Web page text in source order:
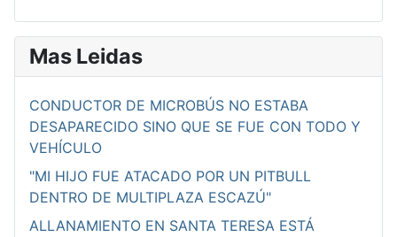
Mas Leidas
CONDUCTOR DE MICROBÚS NO ESTABA
DESAPARECIDO SINO QUE SE FUE CON TODO Y
VEHÍCULO
"MI HIJO FUE ATACADO POR UN PITBULL
DENTRO DE MULTIPLAZA ESCAZÚ"
ALLANAMIENTO EN SANTA TERESA ESTÁ